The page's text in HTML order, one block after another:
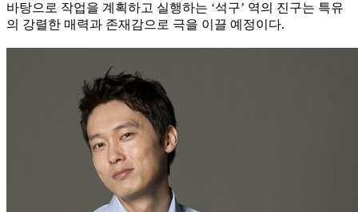
바탕으로 작업을 계획하고 실행하는 ‘석구’ 역의 진구는 특유
의 강렬한 매력과 존재감으로 극을 이끌 예정이다.